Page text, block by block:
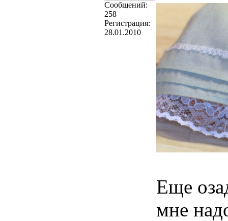
Cообщений:
258
Регистрация:
28.01.2010
Еще
мне